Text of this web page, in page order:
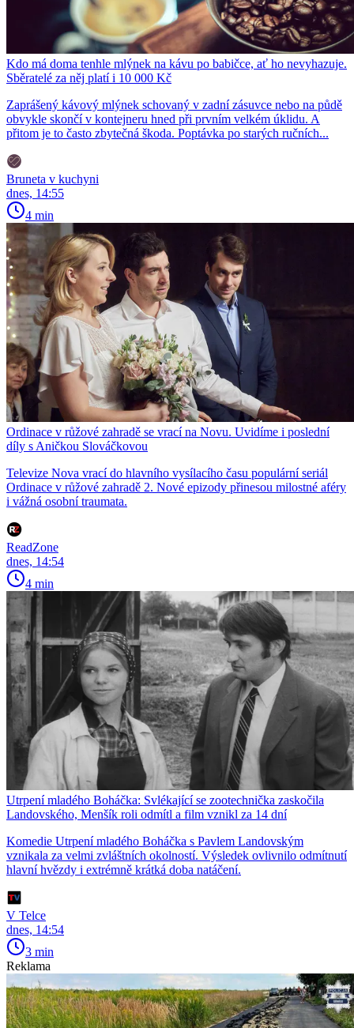
Kdo má doma tenhle mlýnek na kávu po babičce, ať ho nevyhazuje.
Sběratelé za něj platí i 10 000 Kč
Zaprášený kávový mlýnek schovaný v zadní zásuvce nebo na půdě
obvykle skončí v kontejneru hned při prvním velkém úklidu. A
přitom je to často zbytečná škoda. Poptávka po starých ručních...
Bruneta v kuchyni
dnes, 14:55
4 min
Ordinace v růžové zahradě se vrací na Novu. Uvidíme i poslední
díly s Aničkou Slováčkovou
Televize Nova vrací do hlavního vysílacího času populární seriál
Ordinace v růžové zahradě 2. Nové epizody přinesou milostné aféry
i vážná osobní traumata.
ReadZone
dnes, 14:54
4 min
Utrpení mladého Boháčka: Svlékající se zootechnička zaskočila
Landovského, Menšík roli odmítl a film vznikl za 14 dní
Komedie Utrpení mladého Boháčka s Pavlem Landovským
vznikala za velmi zvláštních okolností. Výsledek ovlivnilo odmítnutí
hlavní hvězdy i extrémně krátká doba natáčení.
V Telce
dnes, 14:54
3 min
Reklama